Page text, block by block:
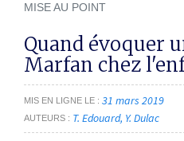
MISE AU POINT
Quand évoquer
Marfan chez
MIS EN LIGNE LE 31 mars 2019
AUTEURS T. Edouard Y. Dulac